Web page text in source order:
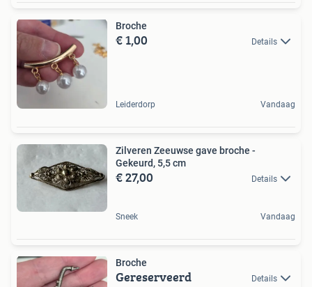
Broche
€ 1,00 Details
Leiderdorp Vandaag
Zilveren Zeeuwse gave broche -
Gekeurd, 5,5 cm
€ 27,00 Details
Sneek Vandaag
Broche
Gereserveerd Details